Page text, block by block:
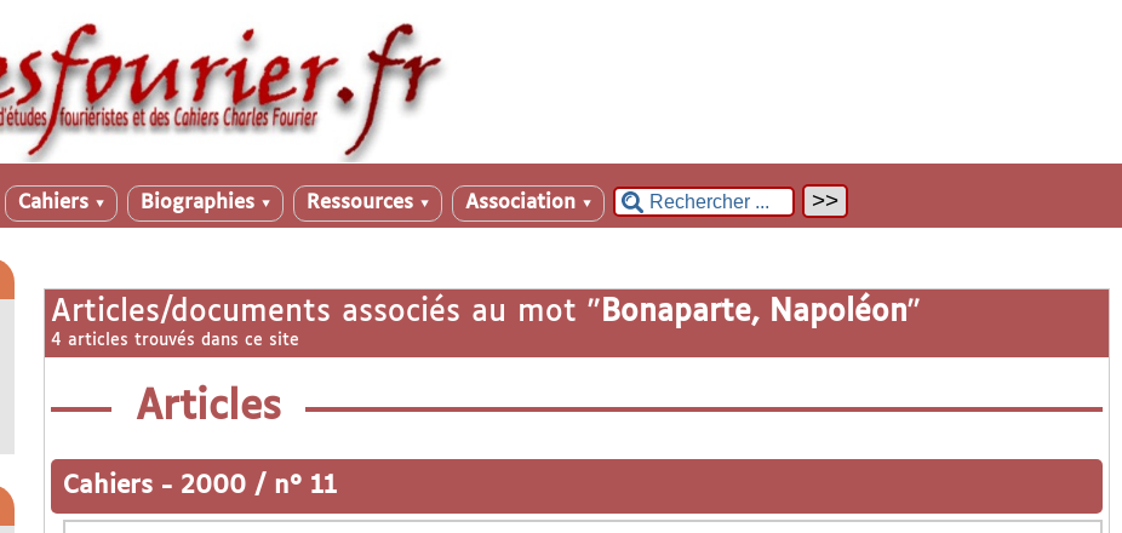
Cahiers ▼ Biographies ▼ Ressources ▼ Association ▼
Articles/documents associés au mot " Bonaparte, Napoléon"
4 articles trouvés dans ce site
Articles
Cahiers - 2000 / n° 11